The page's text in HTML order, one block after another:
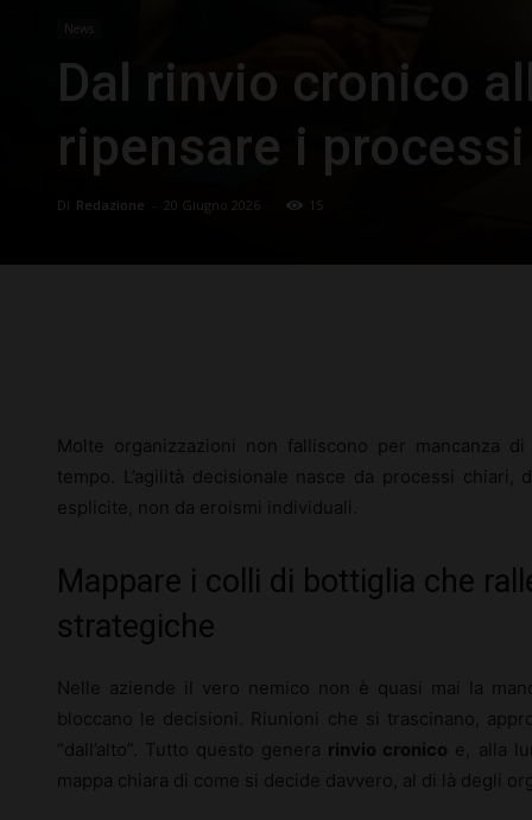
News
Dal rinvio cronico
ripensare i
Di Redazione 20 Giugno 2026 15
Molte organizzazioni non falliscono per mancanza
tempo. L’agilità decisionale nasce da processi
esplicite, non da eroismi individuali.
Mappare i colli di bottiglia che
strategiche
Nelle aziende il vero nemico non è quasi mai la
bloccano le decisioni. Riunioni che si trascinano,
“dall’alto”. Tutto questo genera rinvio cronico e, alla
mappa chiara di come si decide davvero, al di là degli